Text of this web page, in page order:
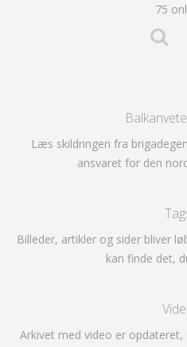
75
Læs skildringen fra
ansvaret for den
Billeder, artikler og sider bliver
kan finde det,
Arkivet med video er